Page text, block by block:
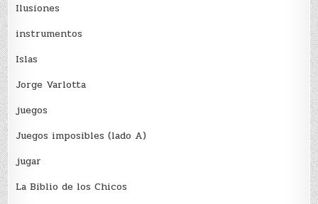
Ilusiones
instrumentos
Islas
Jorge Varlotta
juegos
Juegos imposibles (lado A)
jugar
La Biblio de los Chicos